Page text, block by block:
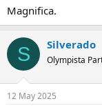
:
Magnifica.
S Silverado
Olympista
12 May 2025